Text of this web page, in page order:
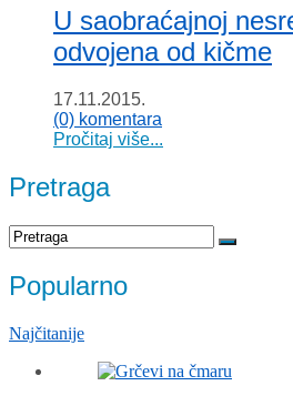
U saobraćajnoj
odvojena od kičme
17.11.2015.
(0) komentara
Pročitaj više...
Pretraga
Popularno
Najčitanije